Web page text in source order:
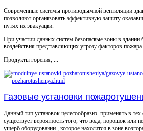
Современные системы противодымной вентиляции
позволяют организовать эффективную защиту
путях их эвакуации.
При участии данных систем безопасные зоны в
воздействия представляющих угрозу факторов пожара.
Продукты горения, ...
Газовые установки
Данный тип установок целесообразно применять в тех
существует вероятность того, что вода, порошок или
ущерб оборудовании., которое находится в зоне